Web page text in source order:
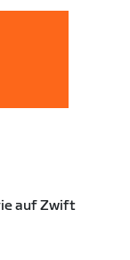
auf Zwift